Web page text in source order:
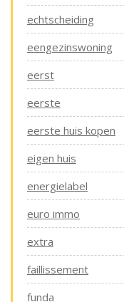
echtscheiding
eengezinswoning
eerst
eerste
eerste huis kopen
eigen huis
energielabel
euro immo
extra
faillissement
funda